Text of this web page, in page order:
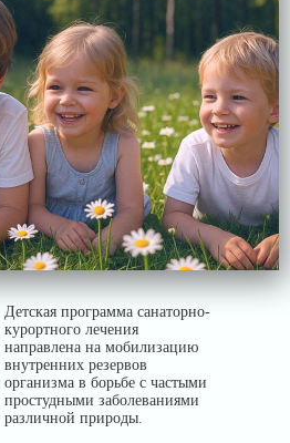
Детская программа санаторно-
курортного лечения
направлена на мобилизацию
внутренних резервов
организма в борьбе с частыми
простудными заболеваниями
различной природы.